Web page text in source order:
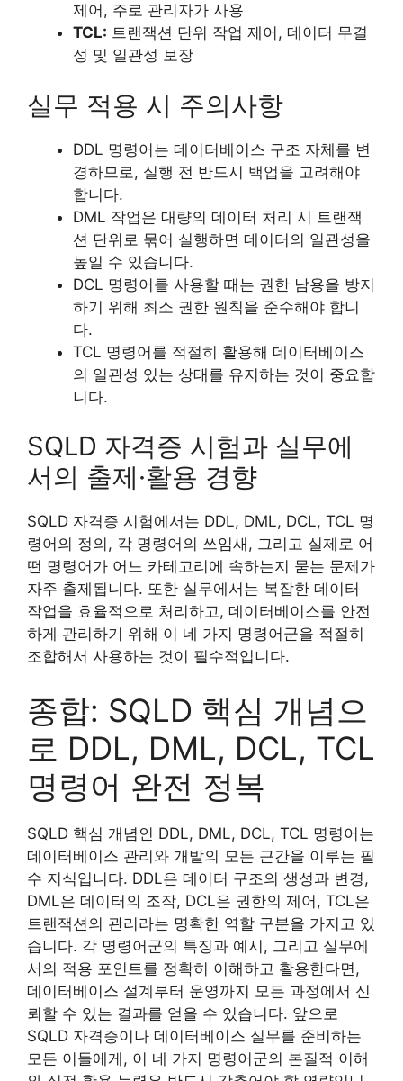
제어, 주로 관리자가 사용
TCL: 트랜잭션 단위 작업 제어, 데이터 무결
성 및 일관성 보장
실무 적용 시 주의사항
DDL 명령어는 데이터베이스 구조 자체를 변
경하므로, 실행 전 반드시 백업을 고려해야
합니다.
DML 작업은 대량의 데이터 처리 시 트랜잭
션 단위로 묶어 실행하면 데이터의 일관성을
높일 수 있습니다.
DCL 명령어를 사용할 때는 권한 남용을 방지
하기 위해 최소 권한 원칙을 준수해야 합니
다.
TCL 명령어를 적절히 활용해 데이터베이스
의 일관성 있는 상태를 유지하는 것이 중요합
니다.
SQLD 자격증 시험과 실무에
서의 출제·활용 경향
SQLD 자격증 시험에서는 DDL, DML, DCL, TCL 명
령어의 정의, 각 명령어의 쓰임새, 그리고 실제로 어
떤 명령어가 어느 카테고리에 속하는지 묻는 문제가
자주 출제됩니다. 또한 실무에서는 복잡한 데이터
작업을 효율적으로 처리하고, 데이터베이스를 안전
하게 관리하기 위해 이 네 가지 명령어군을 적절히
조합해서 사용하는 것이 필수적입니다.
종합: SQLD 핵심 개념으
로 DDL, DML, DCL, TCL
명령어 완전 정복
SQLD 핵심 개념인 DDL, DML, DCL, TCL 명령어는
데이터베이스 관리와 개발의 모든 근간을 이루는 필
수 지식입니다. DDL은 데이터 구조의 생성과 변경,
DML은 데이터의 조작, DCL은 권한의 제어, TCL은
트랜잭션의 관리라는 명확한 역할 구분을 가지고 있
습니다. 각 명령어군의 특징과 예시, 그리고 실무에
서의 적용 포인트를 정확히 이해하고 활용한다면,
데이터베이스 설계부터 운영까지 모든 과정에서 신
뢰할 수 있는 결과를 얻을 수 있습니다. 앞으로
SQLD 자격증이나 데이터베이스 실무를 준비하는
모든 이들에게, 이 네 가지 명령어군의 본질적 이해